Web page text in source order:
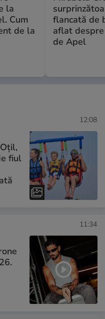
la
Cum
de la
flancată de
aflat
de Apel
12:08
fiul
11:34